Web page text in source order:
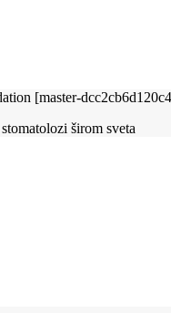
širom sveta